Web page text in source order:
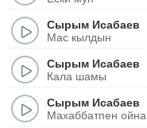
Сырым Исабаев
Мас кылдын
Сырым Исабаев
Кала шамы
Сырым Исабаев
Махаббатпен